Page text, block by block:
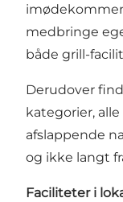
medbringe
både grill-
Derudover
kategorier,
afslappende
og ikke langt
Faciliteter i